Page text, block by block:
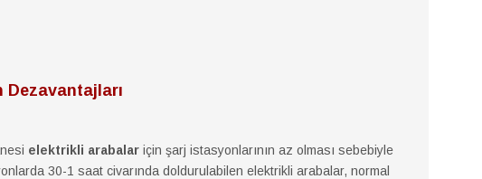
Dezavantajları
elektrikli arabalar için şarj istasyonlarının az olması sebebiyle
30-1 saat civarında doldurulabilen elektrikli arabalar, normal